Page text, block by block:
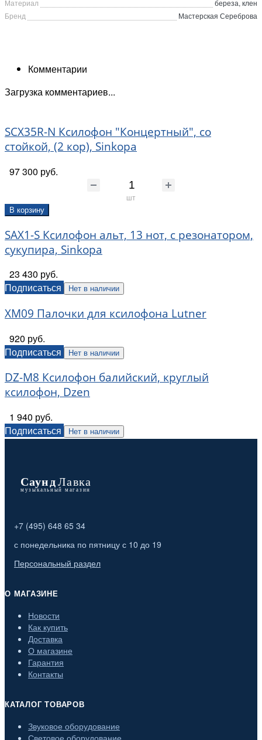
Материал
береза, клен
Бренд
Мастерская Сереброва
Комментарии
Загрузка комментариев...
SCX35R-N Ксилофон "Концертный", со
стойкой, (2 кор), Sinkopa
97 300 руб.
шт
В корзину
SAX1-S Ксилофон альт, 13 нот, с резонатором,
сукупира, Sinkopa
23 430 руб.
Подписаться
Нет в наличии
XM09 Палочки для ксилофона Lutner
920 руб.
Подписаться
Нет в наличии
DZ-M8 Ксилофон балийский, круглый
ксилофон, Dzen
1 940 руб.
Подписаться
Нет в наличии
+7 (495) 648 65 34
с понедельника по пятницу с 10 до 19
Персональный раздел
О МАГАЗИНЕ
Новости
Как купить
Доставка
О магазине
Гарантия
Контакты
КАТАЛОГ ТОВАРОВ
Звуковое оборудование
Световое оборудование